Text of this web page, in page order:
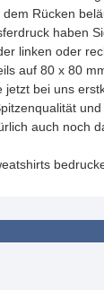
Rücken
haben
linken oder
auf 80 x 80
jetzt bei uns
und
auch noch